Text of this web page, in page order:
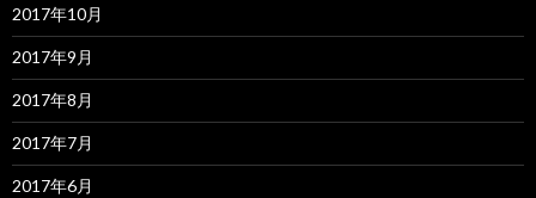
2017年10月
2017年9月
2017年8月
2017年7月
2017年6月